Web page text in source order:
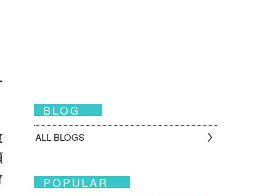
BLOG
ALL BLOGS
POPULAR